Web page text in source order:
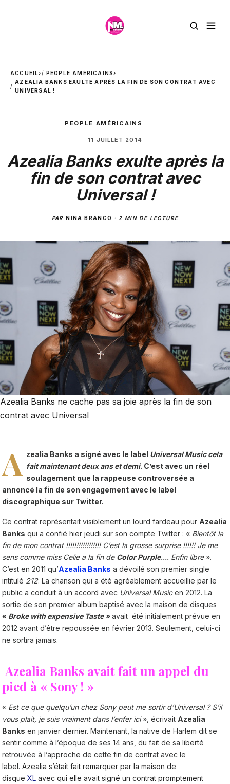
ACCUEIL› PEOPLE AMÉRICAINS›
AZEALIA BANKS EXULTE APRÈS LA FIN DE SON CONTRAT AVEC
UNIVERSAL !
PEOPLE AMÉRICAINS
11 JUILLET 2014
Azealia Banks exulte après la
fin de son contrat avec
Universal !
PARNINA BRANCO · 2 MIN DE LECTURE
Azealia Banks ne cache pas sa joie après la fin de son
contrat avec Universal
A zealia Banks a signé avec le label Universal Music cela
fait maintenant deux ans et demi. C’est avec un réel
soulagement que la rappeuse controversée a
annoncé la fin de son engagement avec le label
discographique sur Twitter.
Ce contrat représentait visiblement un lourd fardeau pour Azealia
Banks qui a confié hier jeudi sur son compte Twitter : « Bientôt la
fin de mon contrat !!!!!!!!!!!!!!!!! C’est la grosse surprise !!!!!! Je me
sens comme miss Celie a la fin de Color Purple…. Enfin libre».
C’est en 2011 qu’Azealia Banks a dévoilé son premier single
intitulé 212. La chanson qui a été agréablement accueillie par le
public a conduit à un accord avec Universal Musicen 2012. La
sortie de son premier album baptisé avec la maison de disques
« Broke with expensive Taste »avait été initialement prévue en
2012 avant d’être repoussée en février 2013. Seulement, celui-ci
ne sortira jamais.
Azealia Banks avait fait un appel du
pied à « Sony ! »
« Est ce que quelqu’un chez Sony peut me sortir d’Universal ? S’il
vous plait, je suis vraiment dans l’enfer ici», écrivait Azealia
Banks en janvier dernier. Maintenant, la native de Harlem dit se
sentir comme à l’époque de ses 14 ans, du fait de sa liberté
retrouvée à l’approche de cette fin de contrat avec le
label. Azealia s’était fait remarquer par la maison de
disque XL avec qui elle avait signé un contrat promptement